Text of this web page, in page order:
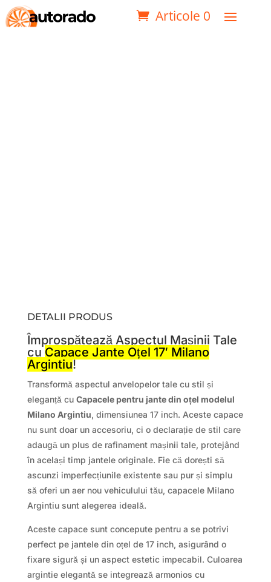
Articole 0
DETALII PRODUS
Împrospătează Aspectul Mașinii Tale
cu Capace Jante Oțel 17′ Milano
Argintiu!
Transformă aspectul anvelopelor tale cu stil și
eleganță cu Capacele pentru jante din oțel modelul
Milano Argintiu, dimensiunea 17 inch. Aceste capace
nu sunt doar un accesoriu, ci o declarație de stil care
adaugă un plus de rafinament mașinii tale, protejând
în același timp jantele originale. Fie că dorești să
ascunzi imperfecțiunile existente sau pur și simplu
să oferi un aer nou vehiculului tău, capacele Milano
Argintiu sunt alegerea ideală.
Aceste capace sunt concepute pentru a se potrivi
perfect pe jantele din oțel de 17 inch, asigurând o
fixare sigură și un aspect estetic impecabil. Culoarea
argintie elegantă se integrează armonios cu